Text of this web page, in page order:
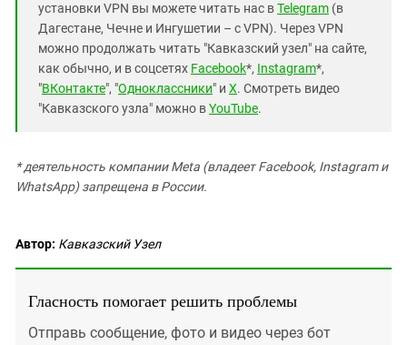
установки VPN вы можете читать нас вTelegram (в
Дагестане, Чечне и Ингушетии – с VPN). Через VPN
можно продолжать читать "Кавказский узел" на сайте,
как обычно, и в соцсетях Facebook*, Instagram*,
"ВКонтакте", "Одноклассники" и X. Смотреть видео
"Кавказского узла" можно вYouTube.
* деятельность компании Meta (владеет Facebook, Instagram и
WhatsApp) запрещена в России.
Автор: Кавказский Узел
Гласность помогает решить проблемы
Отправь сообщение, фото и видео через бот